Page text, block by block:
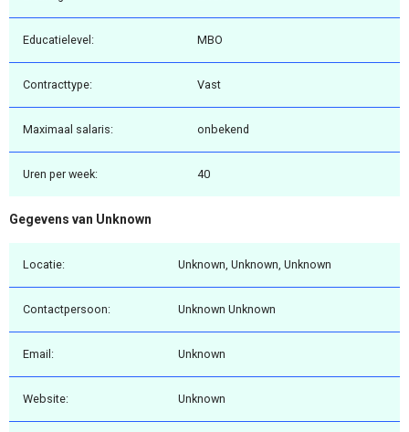
Educatielevel: MBO
Contracttype: Vast
Maximaal salaris: onbekend
Uren per week: 40
Gegevens van Unknown
Locatie: Unknown, Unknown, Unknown
Contactpersoon: Unknown Unknown
Email: Unknown
Website: Unknown